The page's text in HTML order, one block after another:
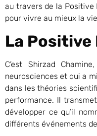
au travers de la Positive
pour vivre au mieux la
La
C’est Shirzad
neurosciences et qui a
dans les théories
performance. Il
développer ce qu’il
différents événements